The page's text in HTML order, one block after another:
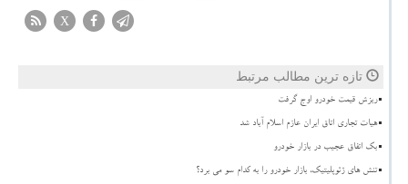
X
تازه ترین مطالب مرتبط
ریزش قیمت خودرو اوج گرفت
هیات تجاری اتاق ایران عازم اسلام آباد شد
بک اتفاق عجیب در بازار خودرو
تنش های ژئوپلیتیک، بازار خودرو را به کدام سو می برد؟